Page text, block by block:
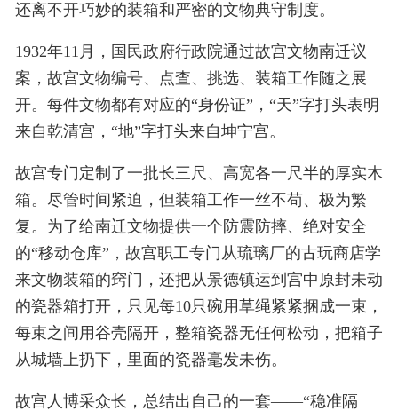
还离不开巧妙的装箱和严密的文物典守制度。
1932年11月，国民政府行政院通过故宫文物南迁议
案，故宫文物编号、点查、挑选、装箱工作随之展
开。每件文物都有对应的“身份证”，“天”字打头表明
来自乾清宫，“地”字打头来自坤宁宫。
故宫专门定制了一批长三尺、高宽各一尺半的厚实木
箱。尽管时间紧迫，但装箱工作一丝不苟、极为繁
复。为了给南迁文物提供一个防震防摔、绝对安全
的“移动仓库”，故宫职工专门从琉璃厂的古玩商店学
来文物装箱的窍门，还把从景德镇运到宫中原封未动
的瓷器箱打开，只见每10只碗用草绳紧紧捆成一束，
每束之间用谷壳隔开，整箱瓷器无任何松动，把箱子
从城墙上扔下，里面的瓷器毫发未伤。
故宫人博采众长，总结出自己的一套——“稳准隔